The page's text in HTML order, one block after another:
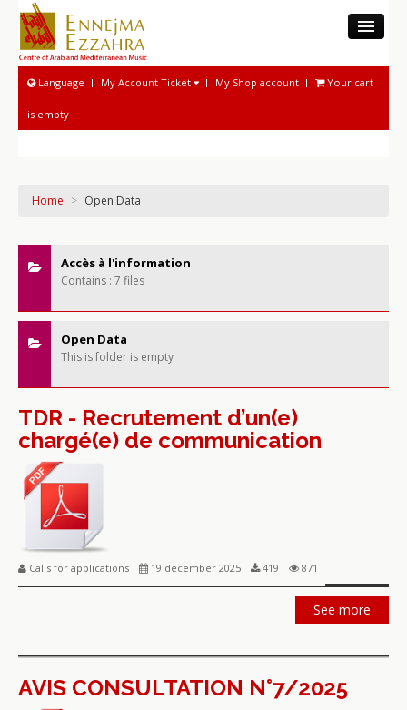
Language My Account Ticket My Shop account Your cart
is empty
MUSEUM
Home > Open Data
Accès à l'information
Contains : 7 files
Open Data
This is folder is empty
TDR - Recrutement d’un(e)
chargé(e) de communication
Calls for applications 19 december 2025 419 871
See more
AVIS CONSULTATION N°7/2025